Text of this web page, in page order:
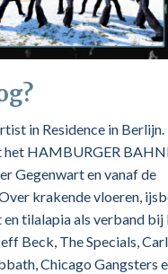
in Residence in
het HAMBURGER
Gegenwart en vanaf de
krakende vloeren,
tilalapia als verband bij
Beck, The Specials,
Chicago Gangsters